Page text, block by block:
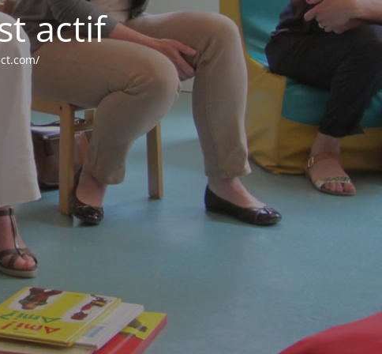
actif